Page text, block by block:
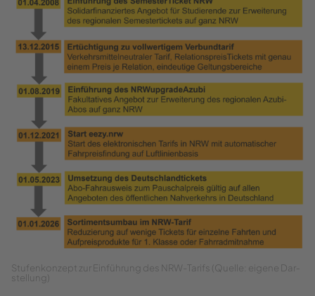
Stu­fen­kon­zept zur Ein­füh­rung des NRW-​Tarifs (Quel­le: ei­ge­ne Dar­
stel­lung)